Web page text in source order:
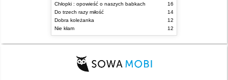
Chłopki : opowieść o naszych babkach
16
Do trzech razy miłość
14
Dobra koleżanka
12
Nie kłam
12